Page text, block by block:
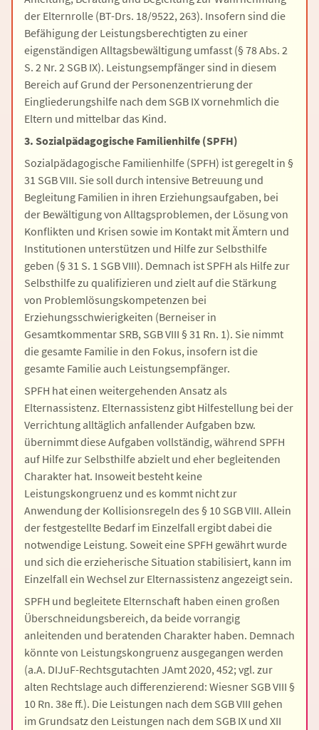
der Elternrolle (BT-Drs. 18/9522, 263). Insofern sind die
Befähigung der Leistungsberechtigten zu einer
eigenständigen Alltagsbewältigung umfasst (§ 78 Abs. 2
S. 2 Nr. 2 SGB IX). Leistungsempfänger sind in diesem
Bereich auf Grund der Personenzentrierung der
Eingliederungshilfe nach dem SGB IX vornehmlich die
Eltern und mittelbar das Kind.
3. Sozialpädagogische Familienhilfe (SPFH)
Sozialpädagogische Familienhilfe (SPFH) ist geregelt in §
31 SGB VIII. Sie soll durch intensive Betreuung und
Begleitung Familien in ihren Erziehungsaufgaben, bei
der Bewältigung von Alltagsproblemen, der Lösung von
Konflikten und Krisen sowie im Kontakt mit Ämtern und
Institutionen unterstützen und Hilfe zur Selbsthilfe
geben (§ 31 S. 1 SGB VIII). Demnach ist SPFH als Hilfe zur
Selbsthilfe zu qualifizieren und zielt auf die Stärkung
von Problemlösungskompetenzen bei
Erziehungsschwierigkeiten (Berneiser in
Gesamtkommentar SRB, SGB VIII § 31 Rn. 1). Sie nimmt
die gesamte Familie in den Fokus, insofern ist die
gesamte Familie auch Leistungsempfänger.
SPFH hat einen weitergehenden Ansatz als
Elternassistenz. Elternassistenz gibt Hilfestellung bei der
Verrichtung alltäglich anfallender Aufgaben bzw.
übernimmt diese Aufgaben vollständig, während SPFH
auf Hilfe zur Selbsthilfe abzielt und eher begleitenden
Charakter hat. Insoweit besteht keine
Leistungskongruenz und es kommt nicht zur
Anwendung der Kollisionsregeln des § 10 SGB VIII. Allein
der festgestellte Bedarf im Einzelfall ergibt dabei die
notwendige Leistung. Soweit eine SPFH gewährt wurde
und sich die erzieherische Situation stabilisiert, kann im
Einzelfall ein Wechsel zur Elternassistenz angezeigt sein.
SPFH und begleitete Elternschaft haben einen großen
Überschneidungsbereich, da beide vorrangig
anleitenden und beratenden Charakter haben. Demnach
könnte von Leistungskongruenz ausgegangen werden
(a.A. DIJuF-Rechtsgutachten JAmt 2020, 452; vgl. zur
alten Rechtslage auch differenzierend: Wiesner SGB VIII §
10 Rn. 38e ff.). Die Leistungen nach dem SGB VIII gehen
im Grundsatz den Leistungen nach dem SGB IX und XII